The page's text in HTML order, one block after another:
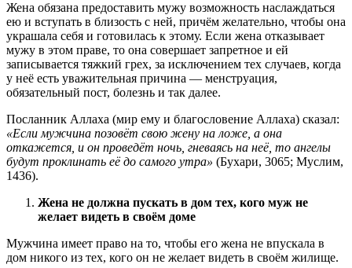
Жена обязана предоставить мужу возможность наслаждаться
ею и вступать в близость с ней, причём желательно, чтобы она
украшала себя и готовилась к этому. Если жена отказывает
мужу в этом праве, то она совершает запретное и ей
записывается тяжкий грех, за исключением тех случаев, когда
у неё есть уважительная причина — менструация,
обязательный пост, болезнь и так далее.
Посланник Аллаха (мир ему и благословение Аллаха) сказал:
«Если мужчина позовёт свою жену на ложе, а она
откажется, и он проведёт ночь, гневаясь на неё, то ангелы
будут проклинать её до самого утра» (Бухари, 3065; Муслим,
1436).
Жена не должна пускать в дом тех, кого муж не
желает видеть в своём доме
Мужчина имеет право на то, чтобы его жена не впускала в
дом никого из тех, кого он не желает видеть в своём жилище.